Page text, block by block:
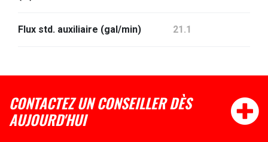
Flux std. auxiliaire (gal/min) 21.1
CONTACTEZ UN CONSEILLER DÈS
AUJOURD'HUI